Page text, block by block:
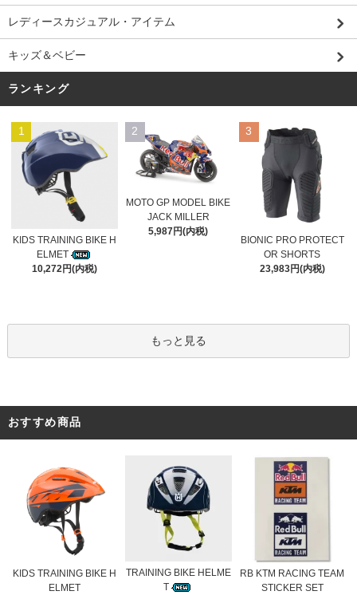
レディースカジュアル・アイテム
キッズ＆ベビー
ランキング
1
KIDS TRAINING BIKE H
ELMET
10,272円(内税)
2
MOTO GP MODEL BIKE
JACK MILLER
5,987円(内税)
3
BIONIC PRO PROTECT
OR SHORTS
23,983円(内税)
もっと見る
おすすめ商品
KIDS TRAINING BIKE H
ELMET
TRAINING BIKE HELME
T
RB KTM RACING TEAM
STICKER SET